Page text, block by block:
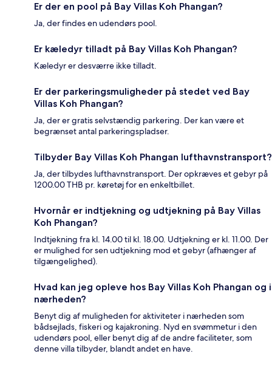
Er der en pool på Bay Villas Koh Phangan?
Ja, der findes en udendørs pool.
Er kæledyr tilladt på Bay Villas Koh Phangan?
Kæledyr er desværre ikke tilladt.
Er der parkeringsmuligheder på stedet ved Bay
Villas Koh Phangan?
Ja, der er gratis selvstændig parkering. Der kan være et
begrænset antal parkeringspladser.
Tilbyder Bay Villas Koh Phangan lufthavnstransport?
Ja, der tilbydes lufthavnstransport. Der opkræves et gebyr på
1200.00 THB pr. køretøj for en enkeltbillet.
Hvornår er indtjekning og udtjekning på Bay Villas
Koh Phangan?
Indtjekning fra kl. 14.00 til kl. 18.00. Udtjekning er kl. 11.00. Der
er mulighed for sen udtjekning mod et gebyr (afhænger af
tilgængelighed).
Hvad kan jeg opleve hos Bay Villas Koh Phangan og i
nærheden?
Benyt dig af muligheden for aktiviteter i nærheden som
bådsejlads, fiskeri og kajakroning. Nyd en svømmetur i den
udendørs pool, eller benyt dig af de andre faciliteter, som
denne villa tilbyder, blandt andet en have.